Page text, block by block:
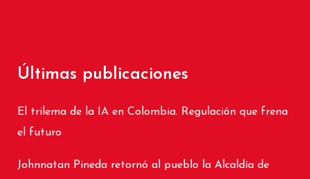
Últimas publicaciones
El trilema de la IA en Colombia. Regulación que frena
el futuro
Johnnatan Pineda retornó al pueblo la Alcaldía de